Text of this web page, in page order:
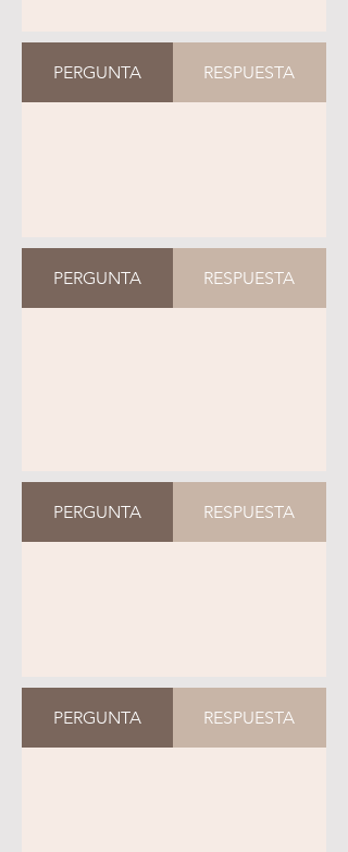
PERGUNTA RESPUESTA
PERGUNTA RESPUESTA
PERGUNTA RESPUESTA
PERGUNTA RESPUESTA